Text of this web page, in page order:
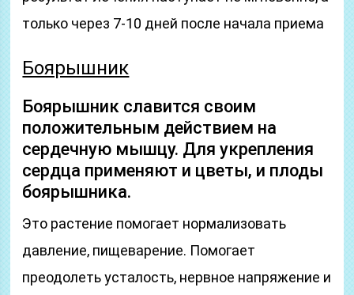
только через 7-10 дней после начала приема
Боярышник
Боярышник славится своим
положительным действием на
сердечную мышцу. Для укрепления
сердца применяют и цветы, и плоды
боярышника.
Это растение помогает нормализовать
давление, пищеварение. Помогает
преодолеть усталость, нервное напряжение и